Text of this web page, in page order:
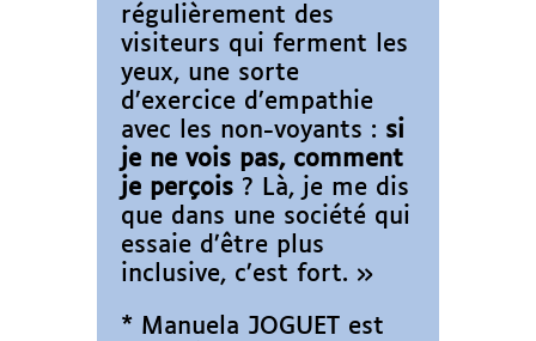
régulièrement des
visiteurs qui ferment les
yeux, une sorte
d’exercice d’empathie
avec les non-voyants : si
je ne vois pas, comment
je perçois? Là, je me dis
que dans une société qui
essaie d’être plus
inclusive, c’est fort. »
* Manuela JOGUET est